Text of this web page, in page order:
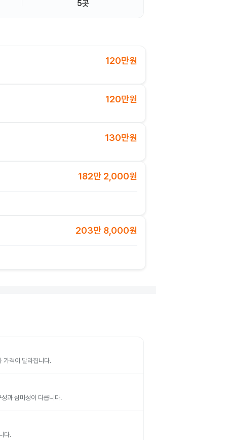
5곳
120만원
120만원
130만원
182만 2,000원
203만 8,000원
가격이 달라집니다.
과 심미성이 다릅니다.
다.